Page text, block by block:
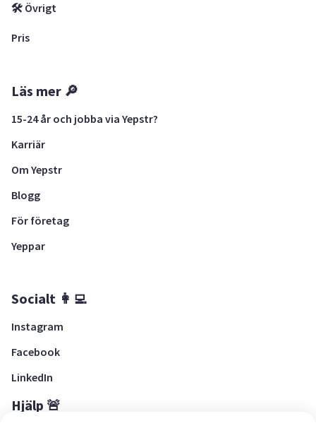
🛠 Övrigt
Pris
Läs mer 🔎
15-24 år och jobba via Yepstr?
Karriär
Om Yepstr
Blogg
För företag
Yeppar
Socialt 👩‍💻
Instagram
Facebook
LinkedIn
Hjälp 🚨